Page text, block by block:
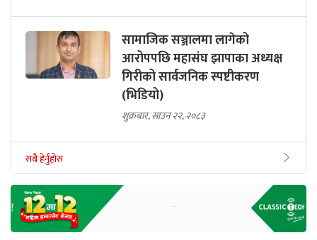
सामाजिक सञ्जालमा लागेको
आरोपपछि महासंघ झापाका अध्यक्ष
गिरीको सार्वजनिक स्पष्टीकरण
(भिडियो)
शुक्रबार, साउन २२, २०८३
सबै हेर्नुहोस